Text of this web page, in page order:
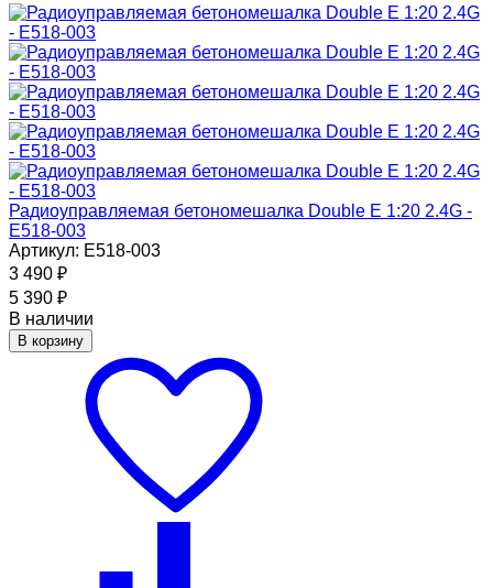
Радиоуправляемая бетономешалка Double E 1:20 2.4G -
E518-003
Артикул: E518-003
3 490 ₽
5 390 ₽
В наличии
В корзину